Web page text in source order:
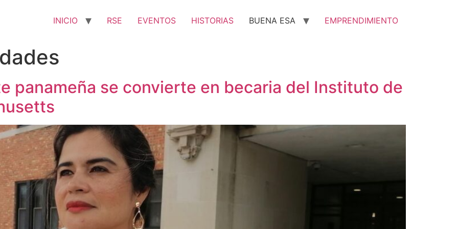
INICIO RSE EVENTOS HISTORIAS BUENA ESA EMPRENDIMIENTO
panameña se convierte en becaria del Instituto de